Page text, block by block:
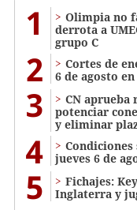
1
Olimpia no
derrota a
grupo C
2
Cortes de
6 de agosto
3
CN aprueba
potenciar
y eliminar
4
Condiciones
jueves 6 de
5
Fichajes:
Inglaterra y